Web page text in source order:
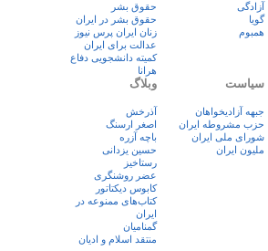
آزادگی
گویا
همبوم
حقوق بشر
حقوق بشر در ایران
زنان ايران پرس نيوز
عدالت برای ایران
کمیته دانشجویی دفاع
هرانا
سیاست
جبهه آزادیخواهان
حزب مشروطه ایران
شورای ملی ایران
ملیون ایران
وبلاگ
آذرخش
اصغر ارسنگ
باچه آزره
حسین یزدانی
رستاخیز
عضر روشنگری
کابوس دیکتاتور
کتاب‌های ممنوعه در
ایران
گمنامیان
منتقد اسلام و ادیان